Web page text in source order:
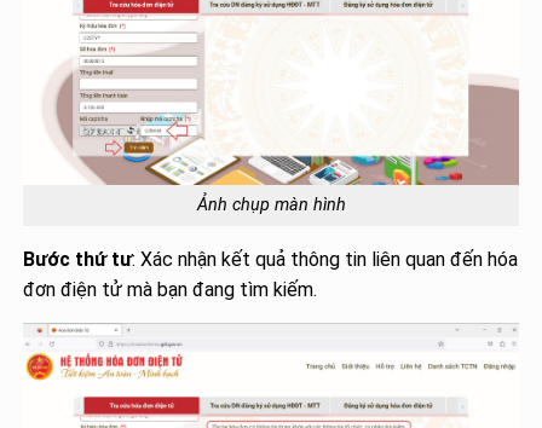
Ảnh chụp màn hình
Bước thứ tư: Xác nhận kết quả thông tin liên quan đến hóa
đơn điện tử mà bạn đang tìm kiếm.